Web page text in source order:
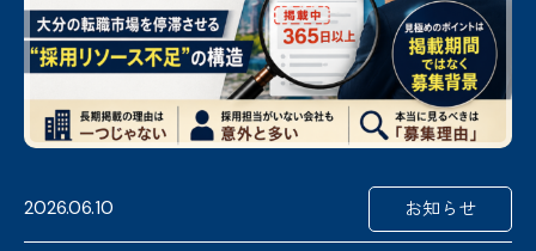
2026.06.10 お知らせ